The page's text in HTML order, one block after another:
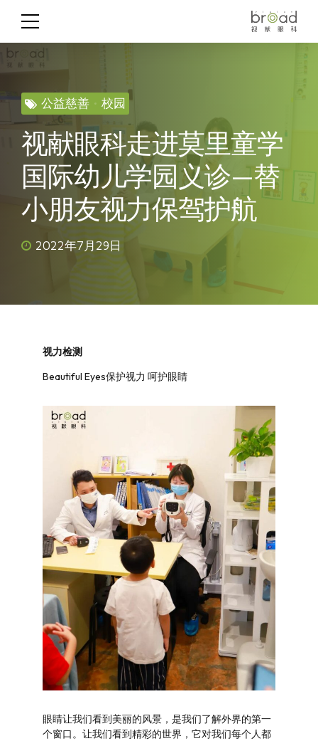
公益慈善 校园
视献眼科走进莫里童学
国际幼儿学园义诊—替
小朋友视力保驾护航
2022年7月29日
视力检测
Beautiful Eyes保护视力 呵护眼睛
眼睛让我们看到美丽的风景，是我们了解外界的第一
个窗口。让我们看到精彩的世界，它对我们每个人都